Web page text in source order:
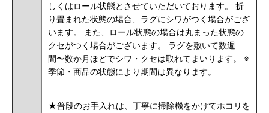
しくはロール状態とさせていただいております。 折
り畳まれた状態の場合、ラグにシワがつく場合がござ
います。 また、ロール状態の場合は丸まった状態の
クセがつく場合がございます。 ラグを敷いて数週
間〜数か月ほどでシワ・クセは取れてまいります。 ※
季節・商品の状態により期間は異なります。
★普段のお手入れは、丁寧に掃除機をかけてホコリを